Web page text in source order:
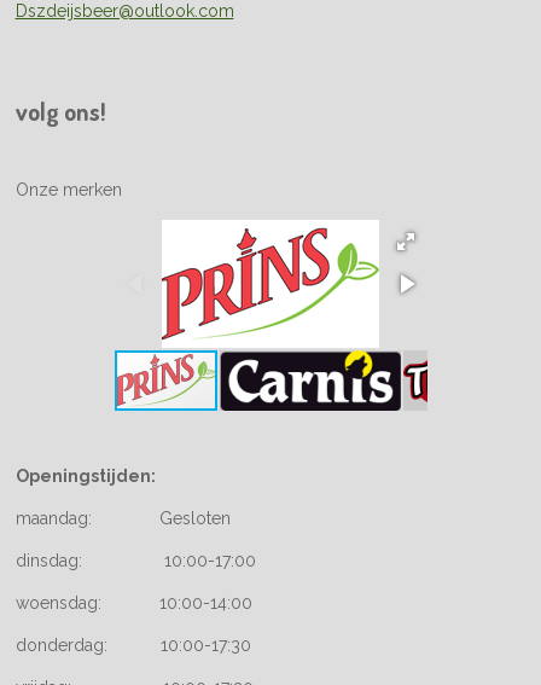
Dszdeijsbeer@outlook.com
volg ons!
Onze merken
Openingstijden:
maandag: Gesloten
dinsdag: 10:00-17:00
woensdag: 10:00-14:00
donderdag: 10:00-17:30